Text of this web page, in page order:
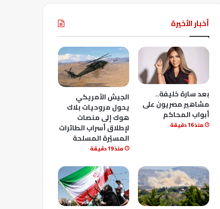
أخبار الأخيرة
بعد سارة خليفة..
مشاهير مصريون على
أبواب المحاكم
منذ 16 دقيقة
الجيش الأمريكي
يحول مروحيات بلاك
هوك إلى منصات
لإطلاق أسراب الطائرات
المسيّرة المسلحة
منذ 19 دقيقة